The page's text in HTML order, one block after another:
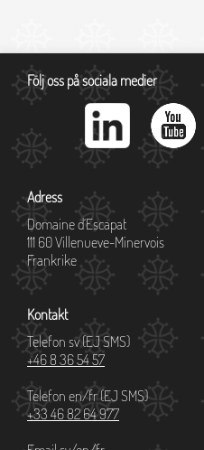
Följ oss på sociala medier
Adress
Domaine d´Escapat
111 60 Villenueve-Minervois
Frankrike
Kontakt
Telefon sv (EJ SMS)
+46 8 36 54 57
Telefon en/fr (EJ SMS)
+33 46 82 64 977